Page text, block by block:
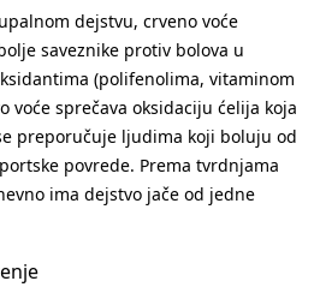
dejstvu, crveno voće
saveznike protiv bolova u
(polifenolima, vitaminom
voće sprečava oksidaciju ćelija koja
preporučuje ljudima koji boluju od
povrede. Prema tvrdnjama
ima dejstvo jače od jedne